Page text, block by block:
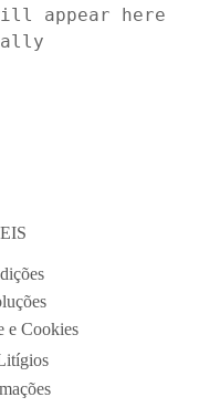
appear here
e Cookies